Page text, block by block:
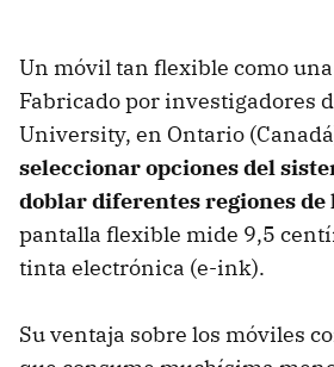
Un móvil tan flexible como
Fabricado por investigadores
University, en Ontario
seleccionar opciones del
doblar diferentes regiones de
pantalla flexible mide 9,5
tinta electrónica (e-ink).
Su ventaja sobre los móviles